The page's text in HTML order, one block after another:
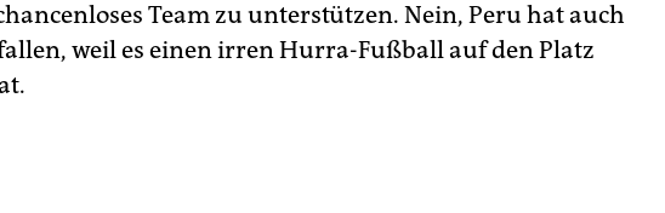
Team zu unterstützen. Nein, Peru hat auch
weil es einen irren Hurra-Fußball auf den Platz